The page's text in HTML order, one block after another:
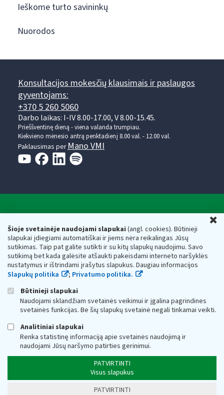
Šioje svetainėje naudojami slapukai(angl. cookies). Būtinieji
slapukai įdiegiami automatiškai ir jiems nėra reikalingas Jūsų
sutikimas. Taip pat galite sutikti ir su kitų slapukų naudojimu. Savo
sutikimą bet kada galėsite atšaukti pakeisdami interneto naršyklės
nustatymus ir ištrindami įrašytus slapukus. Daugiau informacijos
Slapukų politika
; Privatumo politika.
Būtinieji slapukai
Naudojami sklandžiam svetainės veikimui ir įgalina pagrindines
svetainės funkcijas. Be šių slapukų svetainė negali tinkamai veikti.
Analitiniai slapukai
Renka statistinę informaciją apie svetainės naudojimą ir
naudojami Jūsų naršymo patirties gerinimui.
PATVIRTINTI
Visus slapukus
PATVIRTINTI
Ieškome turto savininkų
Nuorodos
Konsultacijos mokesčių klausimais ir paslaugos
gyventojams:
+370 5 260 5060
Darbo laikas: I-IV 8.00-17.00, V 8.00-15.45.
Prieššventinę dieną - viena valanda trumpiau.
Kiekvieno mėnesio antrą penktadienį 8.00 val. - 12.00 val.
Paklausimas per Mano VMI
Respublikos finansų ministerijos
Biudžetinė įstaiga. Juridinio asmens kodas — 188659752,
adresas: Vasario 16-osios g. 14, 01107 Vilnius, Lietuva, el.paštas:
vmi@vmi.lt, E. pristatymo dėžutės adresas 188659752
Duomenys apie Valstybinę mokesčių inspekciją prie Lietuvos
Respublikos finansų ministerijos kaupiami ir saugomi Juridinių